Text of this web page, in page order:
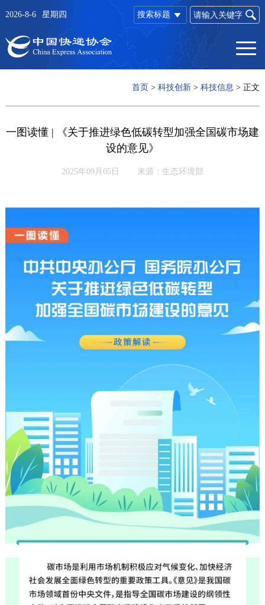
搜索标题
2026-8-6 星期四
首页 >科技创新 >科技信息 > 正文
一图读懂 | 《关于推进绿色低碳转型加强全国碳市场建
设的意见》
2025年09月05日 来源：生态环境部